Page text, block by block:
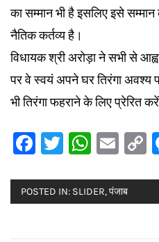
का सम्मान भी है इसलिए इसे
नैतिक कर्तव्य है।
विधायक श्री अरोड़ा ने सभी से
पर वे स्वयं अपने घर तिरंगा अवश्य
भी तिरंगा फहराने के लिए प्रेरित
Facebook
Twitter
POSTED IN: SLIDER,पंजाब